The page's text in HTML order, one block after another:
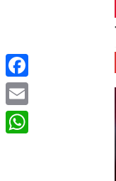
Facebook
Email